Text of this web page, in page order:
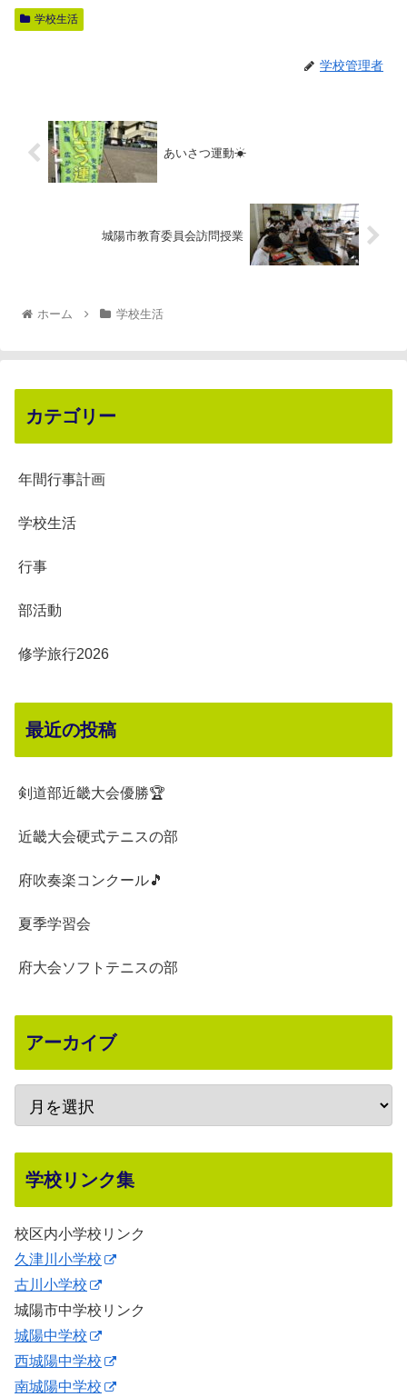
学校生活
学校管理者
あいさつ運動☀
城陽市教育委員会訪問授業
ホーム 学校生活
カテゴリー
年間行事計画
学校生活
行事
部活動
修学旅行2026
最近の投稿
剣道部近畿大会優勝🏆
近畿大会硬式テニスの部
府吹奏楽コンクール🎵
夏季学習会
府大会ソフトテニスの部
アーカイブ
学校リンク集
校区内小学校リンク
久津川小学校
古川小学校
城陽市中学校リンク
城陽中学校
西城陽中学校
南城陽中学校